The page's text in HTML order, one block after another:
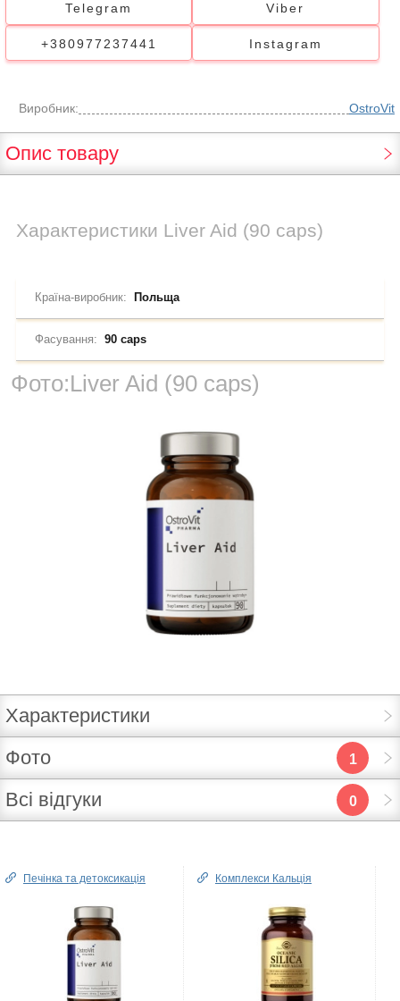
Telegram Viber
+380977237441 Instagram
Виробник: OstroVit
Опис товару
Характеристики Liver Aid (90 caps)
Країна-виробник: Польща
Фасування: 90 caps
Фото:Liver Aid (90 caps)
Характеристики
Фото
1
Всі відгуки 0
Печінка та детоксикація Комплекcи Кальція